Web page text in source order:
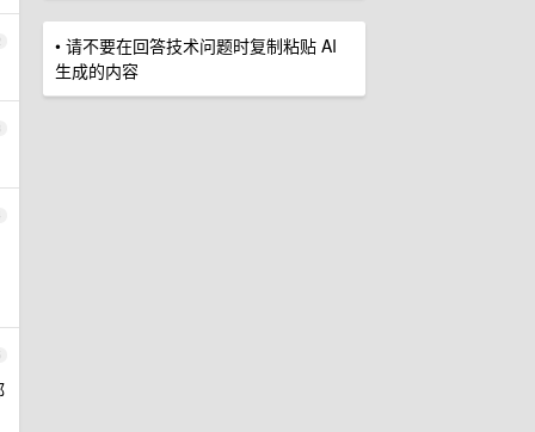
• 请不要在回答技术问题时复制粘贴 AI
生成的内容